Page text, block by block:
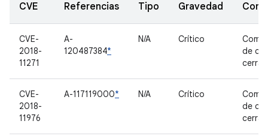
CVE Referencias Tipo Gravedad
CVE-
2018-
11271
A-
120487384*
N/A Crítico
de
CVE-
2018-
11976
A-117119000* N/A Crítico
de